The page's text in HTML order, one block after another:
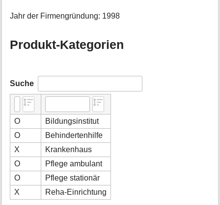
Jahr der Firmengründung: 1998
Produkt-Kategorien
Suche
O
Bildungsinstitut
O
Behindertenhilfe
X
Krankenhaus
O
Pflege ambulant
O
Pflege stationär
X
Reha-Einrichtung